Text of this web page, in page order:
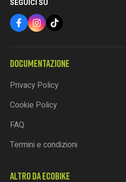
SEGUICI SU
DOCUMENTAZIONE
Privacy Policy
Cookie Policy
FAQ
Termini e condizioni
ALTRO DA ECOBIKE